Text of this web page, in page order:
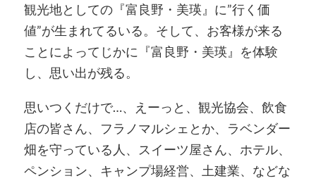
観光地としての『富良野・美瑛』に”行く価
値”が生まれてるいる。そして、お客様が来る
ことによってじかに『富良野・美瑛』を体験
し、思い出が残る。
思いつくだけで…、えーっと、観光協会、飲食
店の皆さん、フラノマルシェとか、ラベンダー
畑を守っている人、スイーツ屋さん、ホテル、
ペンション、キャンプ場経営、土建業、などな